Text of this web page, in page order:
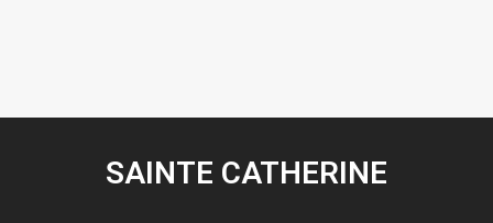
SAINTE CATHERINE